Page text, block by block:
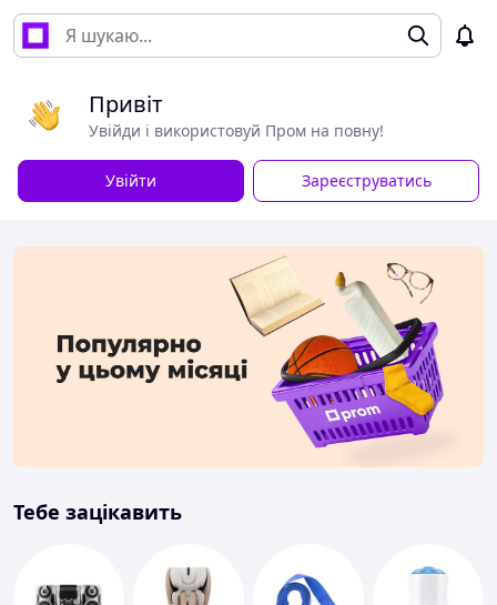
Привіт
Увійди і використовуй Пром на повну!
Увійти Зареєструватись
Тебе зацікавить